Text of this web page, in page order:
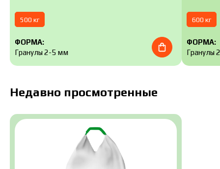
500 кг
ФОРМА:
Гранулы 2-5 мм
600 кг
ФОРМА:
Гранулы
Недавно просмотренные